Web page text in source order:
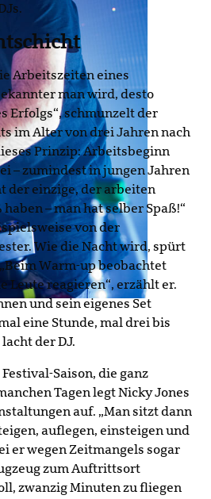
Arbeitszeiten eines
man wird, desto
Erfolgs“, schmunzelt der
im Alter von drei Jahren nach
Prinzip: Arbeitsbeginn
– zumindest in jungen Jahren
der einzige, der arbeiten
– man hat selber Spaß!“
von der
Wie die Nacht wird, spürt
Warm-up beobachtet
Leute reagieren“, erzählt er.
und sein eigenes Set
eine Stunde, mal drei bis
der DJ.
Saison, die ganz
Tagen legt Nicky Jones
auf. „Man sitzt dann
auflegen, einsteigen und
er wegen Zeitmangels sogar
zum Auftrittsort
zwanzig Minuten zu fliegen